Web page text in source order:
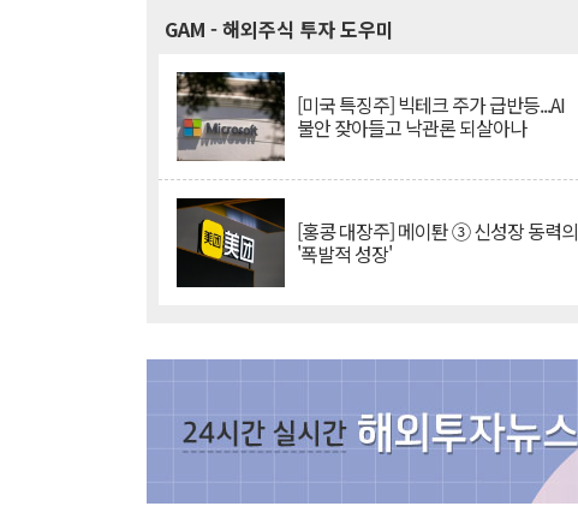
GAM - 해외주식 투자 도우미
[미국 특징주] 빅테크 주가 급반등...AI
불안 잦아들고 낙관론 되살아나
[홍콩 대장주] 메이퇀 ③ 신성장 동력의
'폭발적 성장'